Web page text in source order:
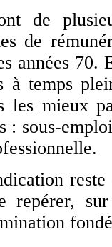
de
de
années
à temps
les mieux
: sous-
sur